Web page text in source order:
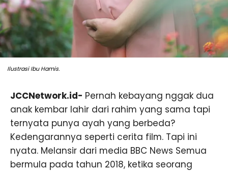
Ilustrasi Ibu Hamis.
JCCNetwork.id- Pernah kebayang nggak dua
anak kembar lahir dari rahim yang sama tapi
ternyata punya ayah yang berbeda?
Kedengarannya seperti cerita film. Tapi ini
nyata. Melansir dari media BBC News Semua
bermula pada tahun 2018, ketika seorang